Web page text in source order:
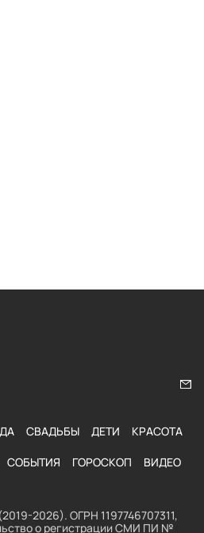
СВАДЬБЫ ДЕТИ КРАСОТА
СОБЫТИЯ ГОРОСКОП ВИДЕО
2026). ОГРН 1197746707311,
о регистрации СМИ ПИ №